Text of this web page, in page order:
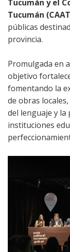
Tucumán y el
Tucumán (CAAT
públicas
provincia.
Promulgada en
objetivo
fomentando la
de obras
del lenguaje y la
instituciones